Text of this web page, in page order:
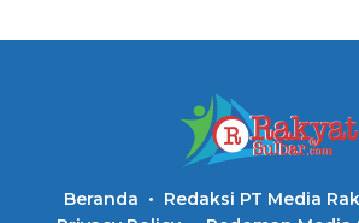
Beranda
Redaksi PT Media